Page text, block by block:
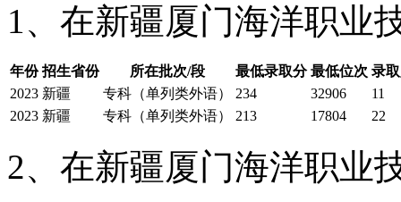
1、在新疆厦门海洋职业
年份 招生省份 所在批次/段 最低录取分 最低位次 录
2023 新疆 专科（单列类外语） 234 32906
11
2023 新疆 专科（单列类外语） 213 17804 22
2、在新疆厦门海洋职业